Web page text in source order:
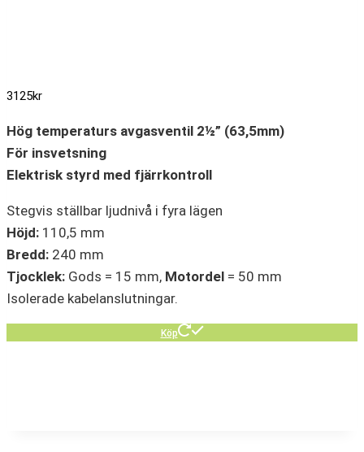
3125kr
Hög temperaturs avgasventil 2½” (63,5mm)
För insvetsning
Elektrisk styrd med fjärrkontroll
Stegvis ställbar ljudnivå i fyra lägen
Höjd: 110,5 mm
Bredd: 240 mm
Tjocklek: Gods = 15 mm, Motordel = 50 mm
Isolerade kabelanslutningar.
Köp